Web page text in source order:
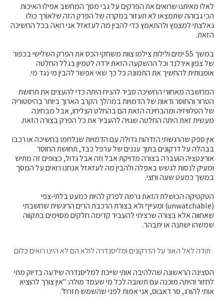
לאלו מאיתנו שרואים את הפרקים על גבי מסך המחשב אפילו האיכות
הכי גבוהה שתמצאו לא תעזור במקרה של הפרק הזה שלאורך כולו
נאלצתי למצמץ ולהתאמץ כדי להבין מה לעזאזל אני רואה בכל החשיכה
הזאת.
במשך 55 ימים ולילות צילמו צוות משחקי הכס את הפרק השלישי בכפור
של צפון אירלנד וכל ההשקעה הזאת ירדה לטמיון בגלל החלטה
אומנותית להחשיך את התמונה כל כך שאי אפשר להבין מי נגד מי.
המחשבה מאחורי החשיכה סביר להניח היתה כדי להעצים את תחושת
הטרור והחוסר ודאות של הדמויות במהלך הקרב הארוך ביותר בהיסטוריה
של הטלוויזיה ומהבחינה הזאת הם בהחלט הצליחו, אבל מבחינה
מעשית זאת היתה החלטה שגויה להעביר את כל הפרק בצורה הזאת.
אין ספק שהרגשתי הזדהות גדולה עם הדמויות שנלחמו בחשיכה או רכבו
בבהלה על דרקונים בתוך עננים של ערפל כבד, תחושת החוסר
אורינטציה הועברה בצורה מדויקת אבל וזה אבל גדול, כצופים זה מתיש
ומעיק לנסות לגשש באפלה ולהבין מה לעזאזל אנחנו רואים על המסך
במשך כמעט שעה וחצי.
הטקטיקה הכושלת הזאת גרמה לפרק להיות כמעט בלתי-צפי
(unwatchable) ומעייף ולא בצורת הרכבת הרים הריגשית שחשבתי
שאחווה אלא בצורה שרציתי להעביר קדימה חלקים מסוימים בתקווה
שמשהו ישתנה או יתבהר.
תודה לאל האור על הדרקונים ומליסנדרה לולא הם לא היינו רואים כלום
הסצינה הראשונה שהלהיבה אותי שייכת למליסנדרה שידעה בדיוק מתי
לחזור והיתה מוכנה עם תשובה לכל מי שעמד מולה: "אין צורך להוציא
אותי להורג, סר דאבוס, אני אמות לפני שהשמש תזרח".